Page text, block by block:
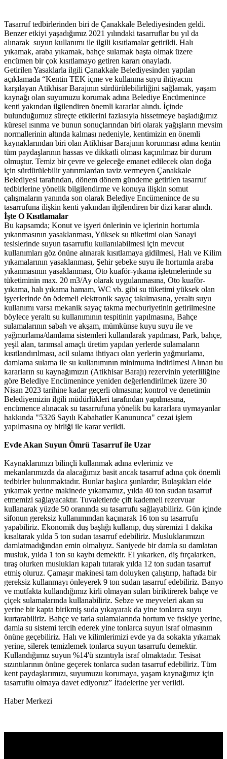
Tasarruf tedbirlerinden biri de Çanakkale Belediyesinden geldi.
Benzer etkiyi yaşadığımız 2021 yılındaki tasarruflar bu yıl da
alınarak suyun kullanımı ile ilgili kısıtlamalar getirildi. Halı
yıkamak, araba yıkamak, bahçe sulamak başta olmak üzere
encümen bir çok kısıtlamayo getiren kararı onayladı.
Getirilen Yasaklarla ilgili Çanakkale Belediyesinden yapılan
açıklamada “Kentin TEK içme ve kullanma suyu ihtiyacını
karşılayan Atikhisar Barajının sürdürülebilirliğini sağlamak, yaşam
kaynağı olan suyumuzu korumak adına Belediye Encümenince
kenti yakından ilgilendiren önemli kararlar alındı. İçinde
bulunduğumuz süreçte etkilerini fazlasıyla hissetmeye başladığımız
küresel ısınma ve bunun sonuçlarından biri olarak yağışların mevsim
normallerinin altında kalması nedeniyle, kentimizin en önemli
kaynaklarından biri olan Atikhisar Barajının korunması adına kentin
tüm paydaşlarının hassas ve dikkatli olması kaçınılmaz bir durum
olmuştur. Temiz bir çevre ve geleceğe emanet edilecek olan doğa
için sürdürülebilir yatırımlardan taviz vermeyen Çanakkale
Belediyesi tarafından, dönem dönem gündeme getirilen tasarruf
tedbirlerine yönelik bilgilendirme ve konuya ilişkin somut
çalışmaların yanında son olarak Belediye Encümenince de su
tasarrufuna ilişkin kenti yakından ilgilendiren bir dizi karar alındı.
İşte O Kısıtlamalar
Bu kapsamda; Konut ve işyeri önlerinin ve içlerinin hortumla
yıkanmasının yasaklanması, Yüksek su tüketimi olan Sanayi
tesislerinde suyun tasarruflu kullanılabilmesi için mevcut
kullanımları göz önüne alınarak kısıtlamaya gidilmesi, Halı ve Kilim
yıkamalarının yasaklanması, Şehir şebeke suyu ile hortumla araba
yıkanmasının yasaklanması, Oto kuaför-yıkama işletmelerinde su
tüketiminin max. 20 m3/Ay olarak uygulanmasına, Oto kuaför-
yıkama, halı yıkama hamam, WC vb. gibi su tüketimi yüksek olan
işyerlerinde ön ödemeli elektronik sayaç takılmasına, yeraltı suyu
kullanımı varsa mekanik sayaç takma mecburiyetinin getirilmesine
böylece yeraltı su kullanımının tespitinin yapılmasına, Bahçe
sulamalarının sabah ve akşam, mümkünse kuyu suyu ile ve
yağmurlama/damlama sistemleri kullanılarak yapılması, Park, bahçe,
yeşil alan, tarımsal amaçlı üretim yapılan yerlerde sulamaların
kısıtlandırılması, acil sulama ihtiyacı olan yerlerin yağmurlama,
damlama sulama ile su kullanımının minimuma indirilmesi Alınan bu
kararların su kaynağımızın (Atikhisar Barajı) rezervinin yeterliliğine
göre Belediye Encümenince yeniden değerlendirilmek üzere 30
Nisan 2023 tarihine kadar geçerli olmasına; kontrol ve denetimin
Belediyemizin ilgili müdürlükleri tarafından yapılmasına,
encümence alınacak su tasarrufuna yönelik bu kararlara uymayanlar
hakkında "5326 Sayılı Kabahatler Kanununca" cezai işlem
yapılmasına oy birliği ile karar verildi.
Evde Akan Suyun Ömrü Tasarruf ile Uzar
Kaynaklarımızı bilinçli kullanmak adına evlerimiz ve
mekanlarımızda da alacağımız basit ancak tasarruf adına çok önemli
tedbirler bulunmaktadır. Bunlar başlıca şunlardır; Bulaşıkları elde
yıkamak yerine makinede yıkamamız, yılda 40 ton sudan tasarruf
etmemizi sağlayacaktır. Tuvaletlerde çift kademeli rezervuar
kullanarak yüzde 50 oranında su tasarrufu sağlayabiliriz. Gün içinde
sifonun gereksiz kullanımından kaçınarak 16 ton su tasarrufu
yapabiliriz. Ekonomik duş başlığı kullanıp, duş süremizi 1 dakika
kısaltarak yılda 5 ton sudan tasarruf edebiliriz. Musluklarımızın
damlatmadığından emin olmalıyız. Saniyede bir damla su damlatan
musluk, yılda 1 ton su kaybı demektir. El yıkarken, diş fırçalarken,
tıraş olurken muslukları kapalı tutarak yılda 12 ton sudan tasarruf
etmiş oluruz. Çamaşır makinesi tam doluyken çalıştırıp, haftada bir
gereksiz kullanmayı önleyerek 9 ton sudan tasarruf edebiliriz. Banyo
ve mutfakta kullandığımız kirli olmayan suları biriktirerek bahçe ve
çiçek sulamalarında kullanabiliriz. Sebze ve meyveleri akan su
yerine bir kapta birikmiş suda yıkayarak da yine tonlarca suyu
kurtarabiliriz. Bahçe ve tarla sulamalarında hortum ve fıskiye yerine,
damla su sistemi tercih ederek yine tonlarca suyun israf olmasının
önüne geçebiliriz. Halı ve kilimlerimizi evde ya da sokakta yıkamak
yerine, silerek temizlemek tonlarca suyun tasarrufu demektir.
Kullandığımız suyun %14'ü sızıntıyla israf olmaktadır. Tesisat
sızıntılarının önüne geçerek tonlarca sudan tasarruf edebiliriz. Tüm
kent paydaşlarımızı, suyumuzu korumaya, yaşam kaynağımız için
tasarruflu olmaya davet ediyoruz” İfadelerine yer verildi.
Haber Merkezi